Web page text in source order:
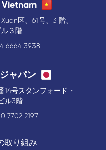
Vietnam
区、61号、3 階、
３階
6664 3938
ャパン
14号スタンフォード・
ル3階
7702 2197
取り組み